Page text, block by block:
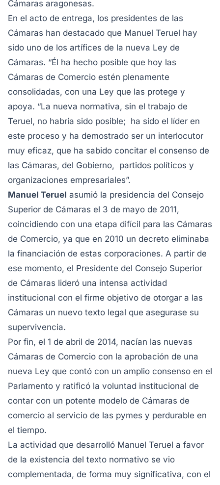
Cámaras aragonesas.
En el acto de entrega, los presidentes de las
Cámaras han destacado que Manuel Teruel hay
sido uno de los artífices de la nueva Ley de
Cámaras. “Él ha hecho posible que hoy las
Cámaras de Comercio estén plenamente
consolidadas, con una Ley que las protege y
apoya. “La nueva normativa, sin el trabajo de
Teruel, no habría sido posible; ha sido el líder en
este proceso y ha demostrado ser un interlocutor
muy eficaz, que ha sabido concitar el consenso de
las Cámaras, del Gobierno, partidos políticos y
organizaciones empresariales”.
Manuel Teruel asumió la presidencia del Consejo
Superior de Cámaras el 3 de mayo de 2011,
coincidiendo con una etapa difícil para las Cámaras
de Comercio, ya que en 2010 un decreto eliminaba
la financiación de estas corporaciones. A partir de
ese momento, el Presidente del Consejo Superior
de Cámaras lideró una intensa actividad
institucional con el firme objetivo de otorgar a las
Cámaras un nuevo texto legal que asegurase su
supervivencia.
Por fin, el 1 de abril de 2014, nacían las nuevas
Cámaras de Comercio con la aprobación de una
nueva Ley que contó con un amplio consenso en el
Parlamento y ratificó la voluntad institucional de
contar con un potente modelo de Cámaras de
comercio al servicio de las pymes y perdurable en
el tiempo.
La actividad que desarrolló Manuel Teruel a favor
de la existencia del texto normativo se vio
complementada, de forma muy significativa, con el